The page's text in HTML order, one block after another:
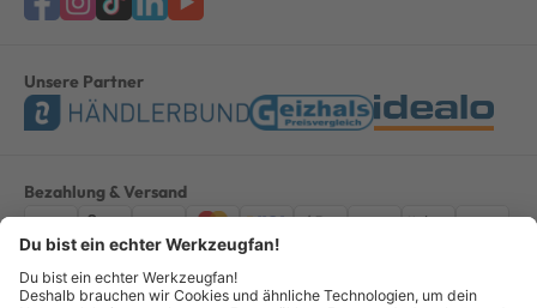
Unsere Partner
Bezahlung & Versand